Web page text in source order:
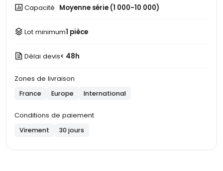
Capacité Moyenne série (1 000-10 000)
Lot minimum1 pièce
Délai devis< 48h
Zones de livraison
France Europe International
Conditions de paiement
Virement 30 jours